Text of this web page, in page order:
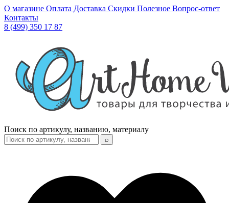
О магазине Оплата Доставка Скидки Полезное Вопрос-ответ
Контакты
8 (499) 350 17 87
Поиск по артикулу, названию, материалу
⌕